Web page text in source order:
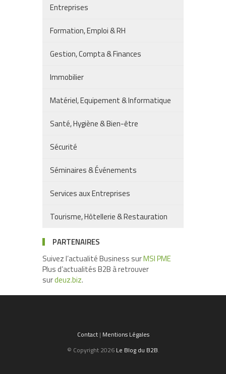
Entreprises
Formation, Emploi & RH
Gestion, Compta & Finances
Immobilier
Matériel, Equipement & Informatique
Santé, Hygiène & Bien-être
Sécurité
Séminaires & Événements
Services aux Entreprises
Tourisme, Hôtellerie & Restauration
PARTENAIRES
Suivez l’actualité Business surMSI PME
Plus d’actualités B2B à retrouver
surdeuz.biz.
Contact| Mentions Légales
© Copyright 2026 Le Blog du B2B.